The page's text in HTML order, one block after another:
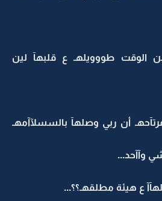
طووويلهـ ع قلبهآ لين
أن ربي وصلهآ بالسسلآآمهـ
وآآحد...
ع هيئة مطلقهـ؟؟...